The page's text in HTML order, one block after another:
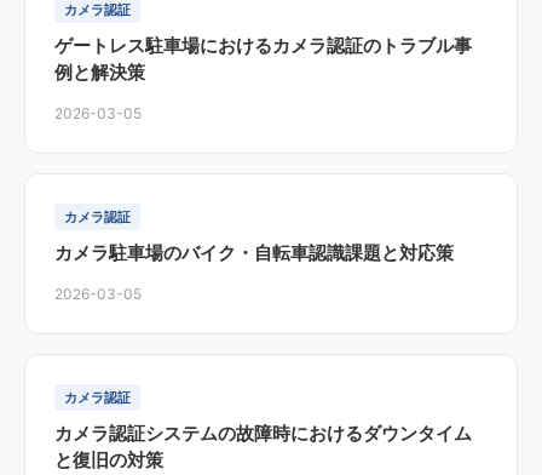
カメラ認証
ゲートレス駐車場におけるカメラ認証のトラブル事
例と解決策
2026-03-05
カメラ認証
カメラ駐車場のバイク・自転車認識課題と対応策
2026-03-05
カメラ認証
カメラ認証システムの故障時におけるダウンタイム
と復旧の対策